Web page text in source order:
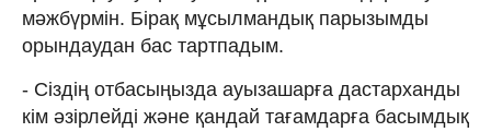
мәжбүрмін. Бірақ мұсылмандық парызымды
орындаудан бас тартпадым.
- Сіздің отбасыңызда ауызашарға дастарханды
кім әзірлейді және қандай тағамдарға басымдық